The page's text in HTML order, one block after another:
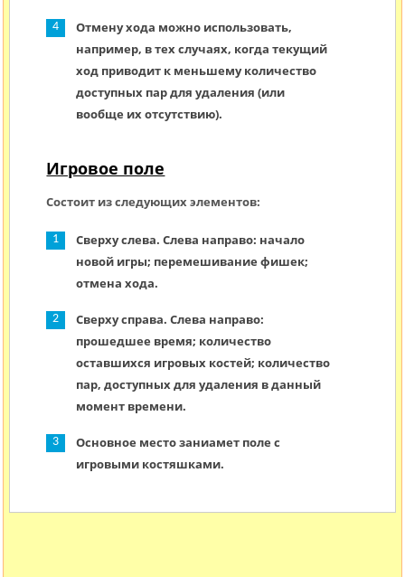
Отмену хода можно использовать,
например, в тех случаях, когда текущий
ход приводит к меньшему количество
доступных пар для удаления (или
вообще их отсутствию).
Игровое поле
Состоит из следующих элементов:
Сверху слева. Слева направо: начало
новой игры; перемешивание фишек;
отмена хода.
Сверху справа. Слева направо:
прошедшее время; количество
оставшихся игровых костей; количество
пар, доступных для удаления в данный
момент времени.
Основное место заниамет поле с
игровыми костяшками.